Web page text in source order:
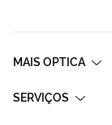
MAIS OPTICA
SERVIÇOS